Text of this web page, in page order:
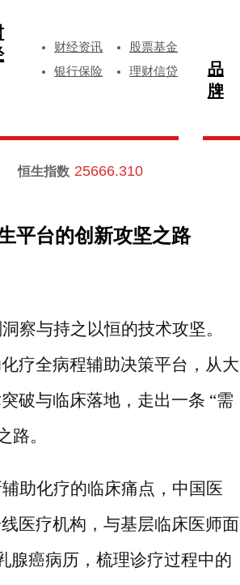
财经资讯
股票基金
银行保险
理财信贷
品
牌
恒生指数 25666.310
平台的创新攻坚之路
察与持之以恒的技术攻坚。
疗全病程辅助决策平台，从大
破与临床落地，走出一条 “需
路。
助化疗的临床痛点，中国医
医疗机构，与基层临床医师面
腺癌病历，梳理诊疗过程中的